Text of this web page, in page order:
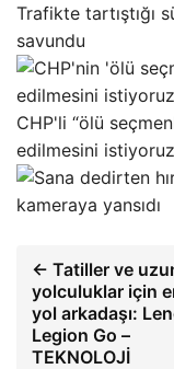
Trafikte tartıştığı
savundu
CHP'li “ölü
edilmesini
kameraya yansıdı
← Tatiller ve
yolculuklar için
yol arkadaşı:
Legion Go –
TEKNOLOJİ